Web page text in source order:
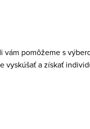
vám pomôžeme s
vyskúšať a získať